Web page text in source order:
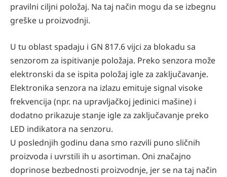
pravilni ciljni položaj. Na taj način mogu da se izbegnu
greške u proizvodnji.
U tu oblast spadaju i GN 817.6 vijci za blokadu sa
senzorom za ispitivanje položaja. Preko senzora može
elektronski da se ispita položaj igle za zaključavanje.
Elektronika senzora na izlazu emituje signal visoke
frekvencija (npr. na upravljačkoj jedinici mašine) i
dodatno prikazuje stanje igle za zaključavanje preko
LED indikatora na senzoru.
U poslednjih godinu dana smo razvili puno sličnih
proizvoda i uvrstili ih u asortiman. Oni značajno
doprinose bezbednosti proizvodnje, jer se na taj način